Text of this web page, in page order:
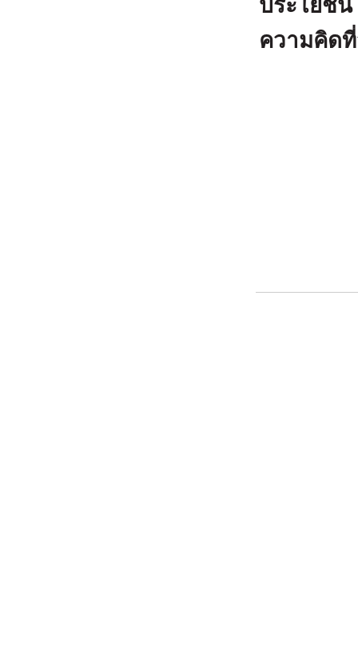
ประโยชน์
ความคิด